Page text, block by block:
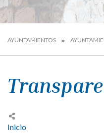
AYUNTAMIENTOS
Inicio